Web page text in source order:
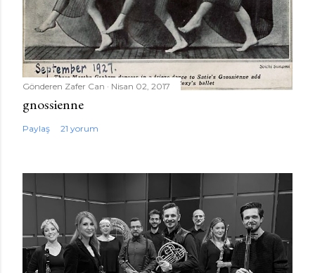
Gönderen Zafer Can Nisan 02, 2017
gnossienne
Paylaş 21 yorum